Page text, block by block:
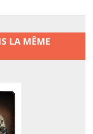
LA MÊME